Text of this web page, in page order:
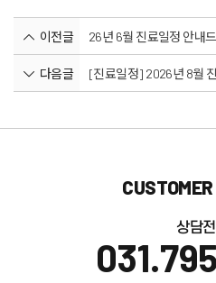
이전글 26년 6월 진료일정 안내
다음글 [진료일정] 2026년 8월
상담